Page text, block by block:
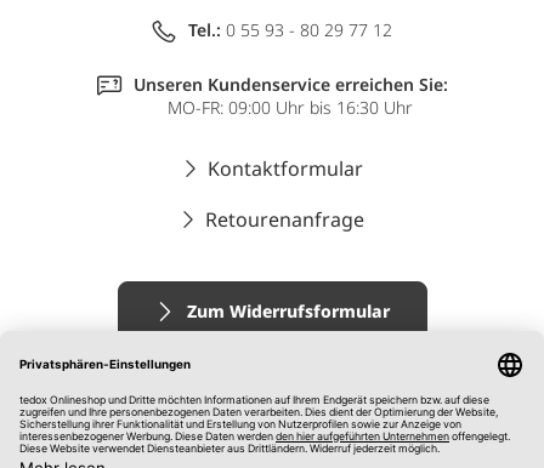
Tel.: 0 55 93 - 80 29 77 12
Unseren Kundenservice erreichen Sie:
MO-FR: 09:00 Uhr bis 16:30 Uhr
Kontaktformular
Retourenanfrage
Zum Widerrufsformular
Impressum
AGB